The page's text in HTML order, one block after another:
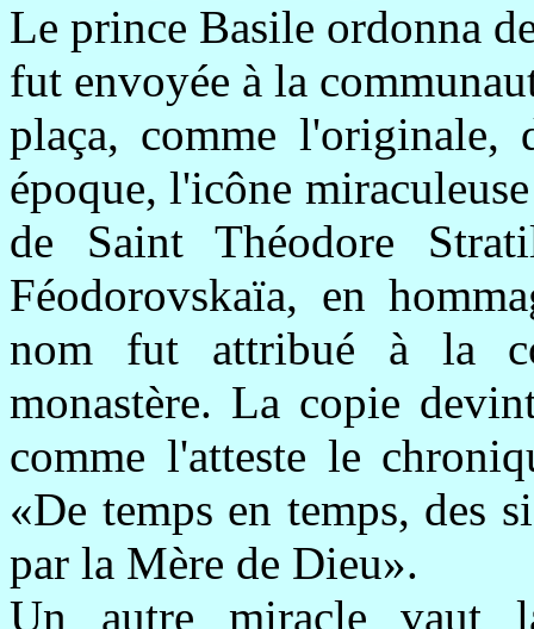
Le prince Basile ordonna
fut envoyée à la
plaça, comme l'originale,
époque, l'icône
de Saint Théodore
Féodorovskaïa, en
nom fut attribué à la
monastère. La copie
comme l'atteste le
«De temps en temps, des
par la Mère de Dieu».
Un autre miracle vaut